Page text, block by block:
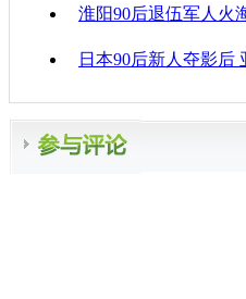
淮阳90后退伍军人火
日本90后新人夺影后